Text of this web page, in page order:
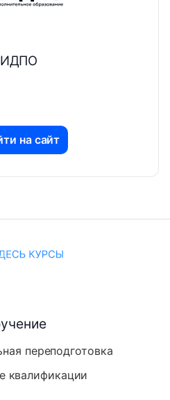
на сайт
переподготовка
квалификации